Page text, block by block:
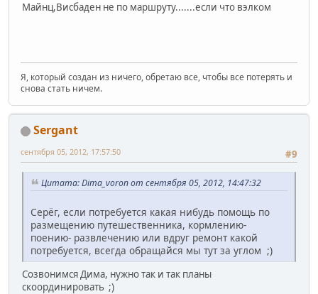
Майнц,Висбаден не по маршруту.......если что вэлком
Я, который создан из ничего, обретаю все, чтобы все потерять и
снова стать ничем.
Sergant
#9
сентября 05, 2012, 17:57:50
Цитата: Dima_voron от сентября 05, 2012, 14:47:32
Серёг, если потребуется какая нибудь помощь по
размещению путешественника, кормлению-
поению- развлечению или вдруг ремонт какой
потребуется, всегда обращайся мы тут за углом ;)
Созвонимся Дима, нужно так и так планы
скоординировать ;)